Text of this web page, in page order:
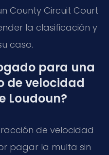
County Circuit Court
la clasificación y
caso.
para una
de velocidad
Loudoun?
de velocidad
pagar la multa sin